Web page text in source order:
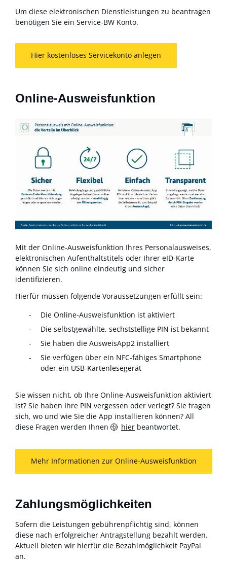
Um diese elektronischen Dienstleistungen zu beantragen
benötigen Sie ein Service-BW Konto.
Hier kostenloses Servicekonto anlegen
Online-Ausweisfunktion
Mit der Online-Ausweisfunktion Ihres Personalausweises,
elektronischen Aufenthaltstitels oder Ihrer eID-Karte
können Sie sich online eindeutig und sicher
identifizieren.
Hierfür müssen folgende Voraussetzungen erfüllt sein:
Die Online-Ausweisfunktion ist aktiviert
Die selbstgewählte, sechststellige PIN ist bekannt
Sie haben die AusweisApp2 installiert
Sie verfügen über ein NFC-fähiges Smartphone
oder ein USB-Kartenlesegerät
Sie wissen nicht, ob Ihre Online-Ausweisfunktion aktiviert
ist? Sie haben Ihre PIN vergessen oder verlegt? Sie fragen
sich, wo und wie Sie die App installieren können? All
diese Fragen werden Ihnen
hier beantwortet.
Mehr Informationen zur Online-Ausweisfunktion
Zahlungsmöglichkeiten
Sofern die Leistungen gebührenpflichtig sind, können
diese nach erfolgreicher Antragstellung bezahlt werden.
Aktuell bieten wir hierfür die Bezahlmöglichkeit PayPal
an.